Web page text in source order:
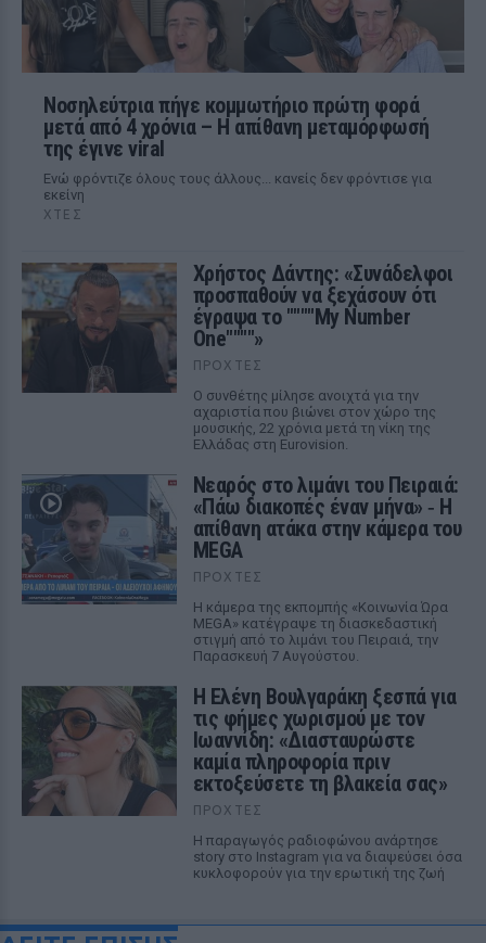
Νοσηλεύτρια πήγε κομμωτήριο πρώτη φορά
μετά από 4 χρόνια – Η απίθανη μεταμόρφωσή
της έγινε viral
Ενώ φρόντιζε όλους τους άλλους... κανείς δεν φρόντισε για
εκείνη
ΧΤΕΣ
Χρήστος Δάντης: «Συνάδελφοι
προσπαθούν να ξεχάσουν ότι
έγραψα το """"My Number
One""""»
ΠΡΟΧΤΈΣ
Ο συνθέτης μίλησε ανοιχτά για την
αχαριστία που βιώνει στον χώρο της
μουσικής, 22 χρόνια μετά τη νίκη της
Ελλάδας στη Eurovision.
Νεαρός στο λιμάνι του Πειραιά:
«Πάω διακοπές έναν μήνα» ‑ Η
απίθανη ατάκα στην κάμερα του
MEGA
ΠΡΟΧΤΈΣ
Η κάμερα της εκπομπής «Κοινωνία Ώρα
MEGA» κατέγραψε τη διασκεδαστική
στιγμή από το λιμάνι του Πειραιά, την
Παρασκευή 7 Αυγούστου.
Η Ελένη Βουλγαράκη ξεσπά για
τις φήμες χωρισμού με τον
Ιωαννίδη: «Διασταυρώστε
καμία πληροφορία πριν
εκτοξεύσετε τη βλακεία σας»
ΠΡΟΧΤΈΣ
Η παραγωγός ραδιοφώνου ανάρτησε
story στο Instagram για να διαψεύσει όσα
κυκλοφορούν για την ερωτική της ζωή